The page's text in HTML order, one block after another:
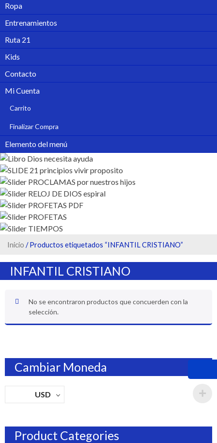
Ropa
Entrenamientos
Ruta 21
Kids
Contacto
Mi Cuenta
Carrito
Finalizar Compra
Elemento del menú
Inicio / Productos etiquetados “INFANTIL CRISTIANO”
INFANTIL CRISTIANO
No se encontraron productos que concuerden con la
selección.
Cambiar Moneda
USD
Product Categories